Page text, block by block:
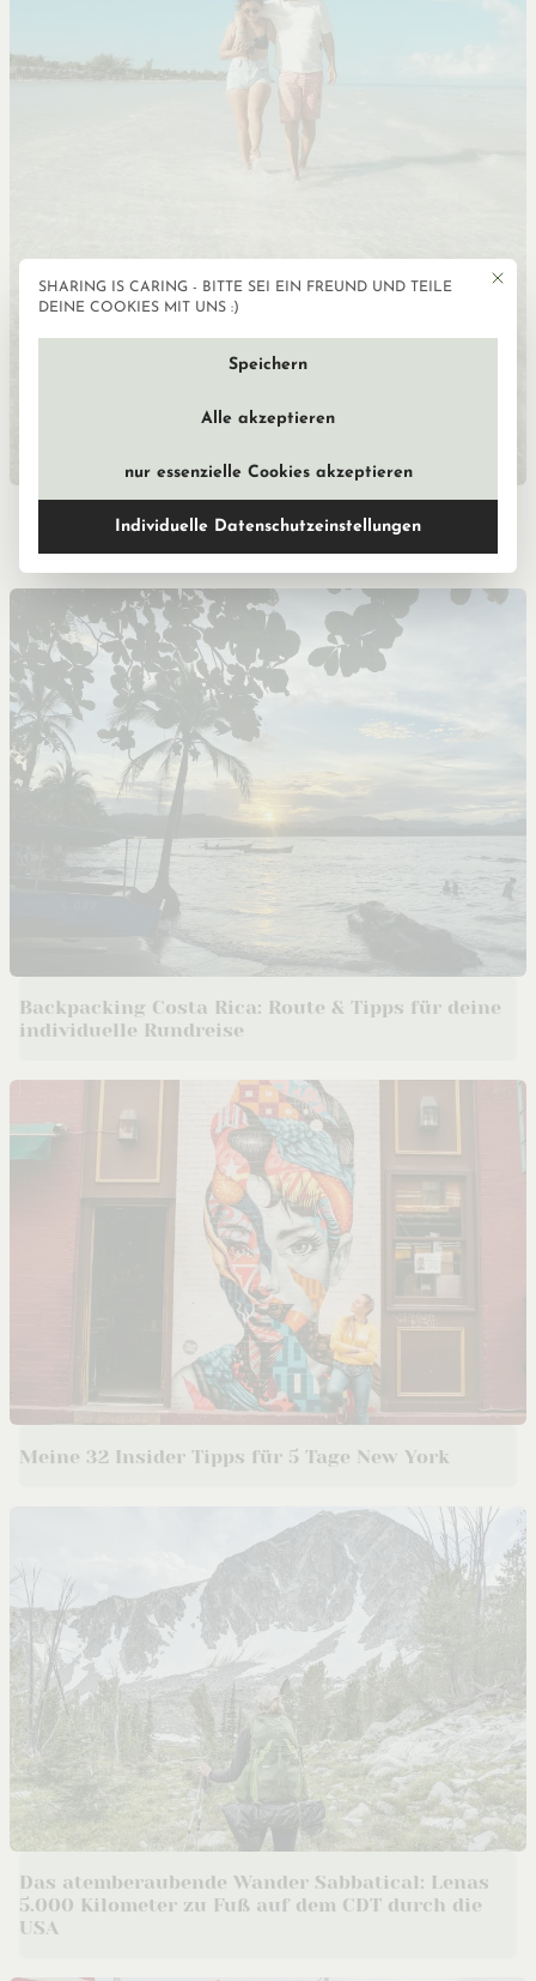
Isla Holbox – Tipps & Infos für deinen
Inselaufenthalt
Backpacking Costa Rica: Route & Tipps für deine
individuelle Rundreise
Meine 32 Insider Tipps für 5 Tage New York
Das atemberaubende Wander Sabbatical: Lenas
5.000 Kilometer zu Fuß auf dem CDT durch die
USA
Mit
SHARING IS CARING - BITTE SEI EIN FREUND UND TEILE
DEINE COOKIES MIT UNS :)
Speichern
Alle akzeptieren
nur essenzielle Cookies akzeptieren
Individuelle Datenschutzeinstellungen